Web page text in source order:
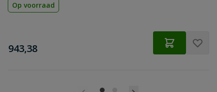
Op voorraad
€
943,38